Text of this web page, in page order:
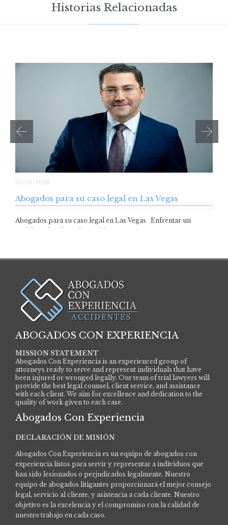
Historias Relacionadas
05/06/2026
Abogados para su caso legal en Las Vegas
Abogados para su caso legal en Las Vegas Enfrentar un
problema legal puede cambiar…
ABOGADOS CON EXPERIENCIA
MISSION STATEMENT
Abogados Con Experiencia is an experienced group of
attorneys ready to serve and represent individuals that have
been injured or wronged legally. Our team of trial lawyers will
provide the best legal counsel, client service, and assistance
with each client. We aim for excellence and dedication to the
quality of work given to each case.
Abogados Con Experiencia
DECLARACIÓN DE MISIÓN
Abogados Con Experiencia es un equipo de abogados con
experiencia listos para servir y representar a individuos que
han sido lesionados o perjudicados legalmente. Nuestro
equipo de abogados litigantes proporcionará el mejor consejo
legal, servicio al cliente, y asistencia a cada cliente. Nuestro
objetivo es la excelencia y el compromiso con la calidad de
nuestro trabajo en cada caso.